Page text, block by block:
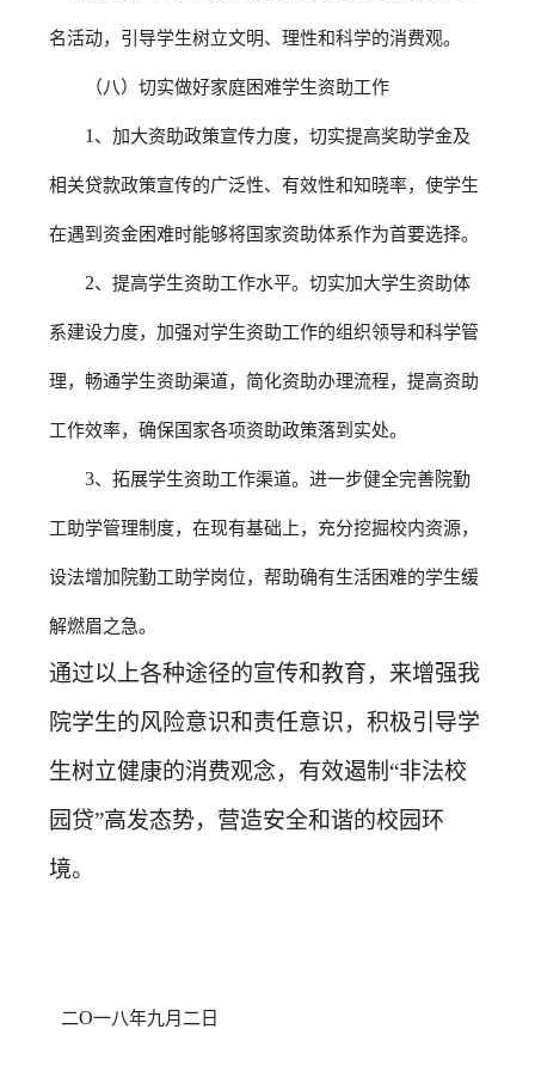
名活动，引导学生树立文明、理性和科学的消费观。
（八）切实做好家庭困难学生资助工作
1 、加大资助政策宣传力度，切实提高奖助学金及
相关贷款政策宣传的广泛性、有效性和知晓率，使学生
在遇到资金困难时能够将国家资助体系作为首要选择。
2、提高学生资助工作水平。切实加大学生资助体
系建设力度，加强对学生资助工作的组织领导和科学管
理，畅通学生资助渠道，简化资助办理流程，提高资助
工作效率，确保国家各项资助政策落到实处。
3、拓展学生资助工作渠道。进一步健全完善院勤
工助学管理制度，在现有基础上，充分挖掘校内资源，
设法增加院勤工助学岗位，帮助确有生活困难的学生缓
解燃眉之急。
通过以上各种途径的宣传和教育，来增强我
院学生的风险意识和责任意识，积极引导学
生树立健康的消费观念，有效遏制“非法校
园贷”高发态势，营造安全和谐的校园环
境。
二O一八年九月二日